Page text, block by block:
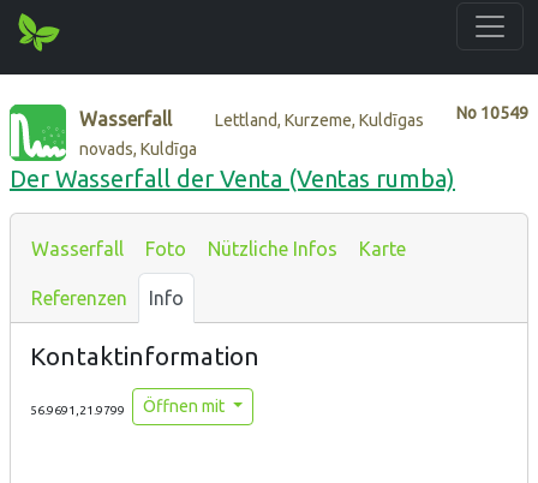
No 10549
Wasserfall
Lettland, Kurzeme, Kuldīgas
novads, Kuldīga
Der Wasserfall der Venta (Ventas rumba)
Wasserfall Foto Nützliche Infos Karte
Referenzen Info
Kontaktinformation
56.9691,21.9799 Öffnen mit